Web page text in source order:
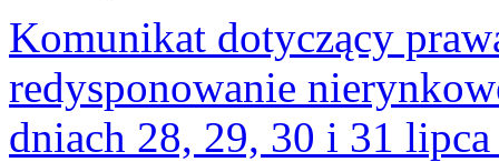
Komunikat dotyczący
redysponowanie
dniach 28, 29, 30 i 31